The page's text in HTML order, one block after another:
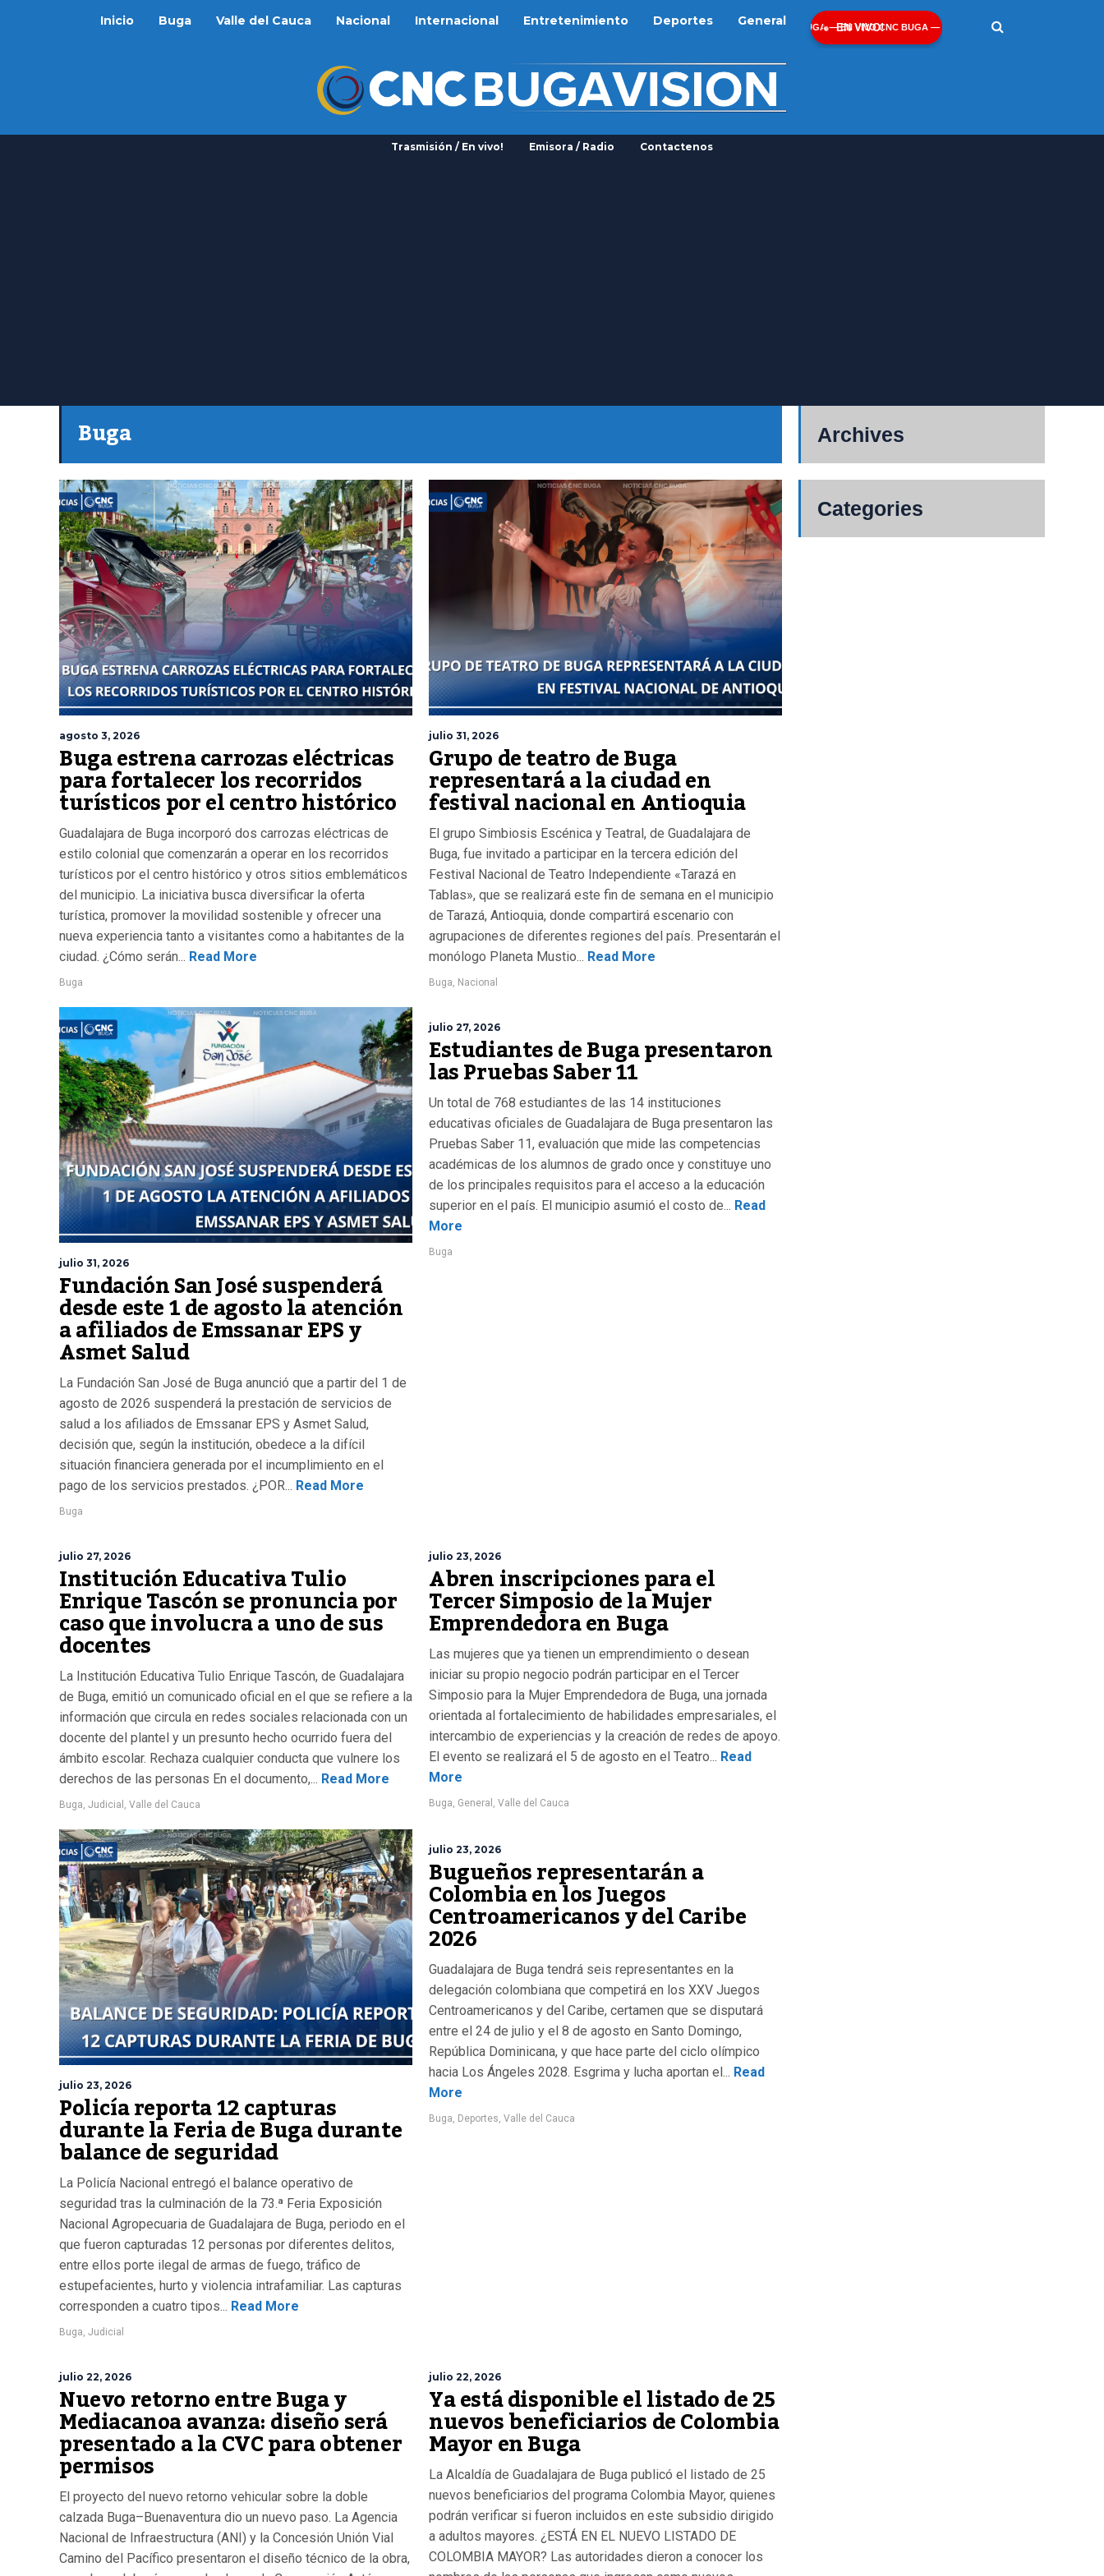
Inicio Buga Valle del Cauca Nacional Internacional Entretenimiento Deportes General EN VIVO!
Trasmisión / En vivo! Emisora / Radio Contactenos
Buga
agosto 3, 2026
Buga estrena carrozas eléctricas
para fortalecer los recorridos
turísticos por el centro histórico
Guadalajara de Buga incorporó dos carrozas eléctricas de
estilo colonial que comenzarán a operar en los recorridos
turísticos por el centro histórico y otros sitios emblemáticos
del municipio. La iniciativa busca diversificar la oferta
turística, promover la movilidad sostenible y ofrecer una
nueva experiencia tanto a visitantes como a habitantes de la
ciudad. ¿Cómo serán... Read More
Buga
julio 31, 2026
Grupo de teatro de Buga
representará a la ciudad en
festival nacional en Antioquia
El grupo Simbiosis Escénica y Teatral, de Guadalajara de
Buga, fue invitado a participar en la tercera edición del
Festival Nacional de Teatro Independiente «Tarazá en
Tablas», que se realizará este fin de semana en el municipio
de Tarazá, Antioquia, donde compartirá escenario con
agrupaciones de diferentes regiones del país. Presentarán el
monólogo Planeta Mustio... Read More
Buga Nacional
julio 31, 2026
Fundación San José suspenderá
desde este 1 de agosto la atención
a afiliados de Emssanar EPS y
Asmet Salud
La Fundación San José de Buga anunció que a partir del 1 de
agosto de 2026 suspenderá la prestación de servicios de
salud a los afiliados de Emssanar EPS y Asmet Salud,
decisión que, según la institución, obedece a la difícil
situación financiera generada por el incumplimiento en el
pago de los servicios prestados. ¿POR... Read More
Buga
julio 27, 2026
Estudiantes de Buga presentaron
las Pruebas Saber 11
Un total de 768 estudiantes de las 14 instituciones
educativas oficiales de Guadalajara de Buga presentaron las
Pruebas Saber 11, evaluación que mide las competencias
académicas de los alumnos de grado once y constituye uno
de los principales requisitos para el acceso a la educación
superior en el país. El municipio asumió el costo de... Read
More
Buga
julio 27, 2026
Institución Educativa Tulio
Enrique Tascón se pronuncia por
caso que involucra a uno de sus
docentes
La Institución Educativa Tulio Enrique Tascón, de Guadalajara
de Buga, emitió un comunicado oficial en el que se refiere a la
información que circula en redes sociales relacionada con un
docente del plantel y un presunto hecho ocurrido fuera del
ámbito escolar. Rechaza cualquier conducta que vulnere los
derechos de las personas En el documento,... Read More
Buga, Judicial , Valle del Cauca
julio 23, 2026
Abren inscripciones para el
Tercer Simposio de la Mujer
Emprendedora en Buga
Las mujeres que ya tienen un emprendimiento o desean
iniciar su propio negocio podrán participar en el Tercer
Simposio para la Mujer Emprendedora de Buga, una jornada
orientada al fortalecimiento de habilidades empresariales, el
intercambio de experiencias y la creación de redes de apoyo.
El evento se realizará el 5 de agosto en el Teatro... Read
More
Buga, General , Valle del Cauca
julio 23, 2026
Policía reporta 12 capturas
durante la Feria de Buga durante
balance de seguridad
La Policía Nacional entregó el balance operativo de
seguridad tras la culminación de la 73.ª Feria Exposición
Nacional Agropecuaria de Guadalajara de Buga, periodo en el
que fueron capturadas 12 personas por diferentes delitos,
entre ellos porte ilegal de armas de fuego, tráfico de
estupefacientes, hurto y violencia intrafamiliar. Las capturas
corresponden a cuatro tipos... Read More
Buga Judicial
julio 23, 2026
Bugueños representarán a
Colombia en los Juegos
Centroamericanos y del Caribe
2026
Guadalajara de Buga tendrá seis representantes en la
delegación colombiana que competirá en los XXV Juegos
Centroamericanos y del Caribe, certamen que se disputará
entre el 24 de julio y el 8 de agosto en Santo Domingo,
República Dominicana, y que hace parte del ciclo olímpico
hacia Los Ángeles 2028. Esgrima y lucha aportan el... Read
More
Buga, Deportes, Valle del Cauca
julio 22, 2026
Nuevo retorno entre Buga y
Mediacanoa avanza: diseño será
presentado a la CVC para obtener
permisos
El proyecto del nuevo retorno vehicular sobre la doble
calzada Buga–Buenaventura dio un nuevo paso. La Agencia
Nacional de Infraestructura (ANI) y la Concesión Unión Vial
Camino del Pacífico presentaron el diseño técnico de la obra,
julio 22, 2026
Ya está disponible el listado de 25
nuevos beneficiarios de Colombia
Mayor en Buga
La Alcaldía de Guadalajara de Buga publicó el listado de 25
nuevos beneficiarios del programa Colombia Mayor, quienes
podrán verificar si fueron incluidos en este subsidio dirigido
a adultos mayores. ¿ESTÁ EN EL NUEVO LISTADO DE
COLOMBIA MAYOR? Las autoridades dieron a conocer los
Archives
Categories